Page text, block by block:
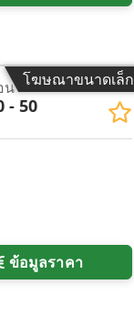
โฆษณาขนาดเล็ก
น
- 50
ข้อมูลราคา